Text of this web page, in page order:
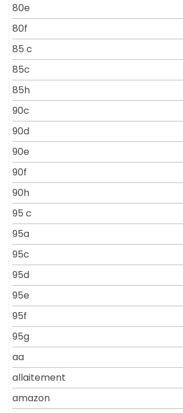
80e
80f
85 c
85c
85h
90c
90d
90e
90f
90h
95 c
95a
95c
95d
95e
95f
95g
aa
allaitement
amazon